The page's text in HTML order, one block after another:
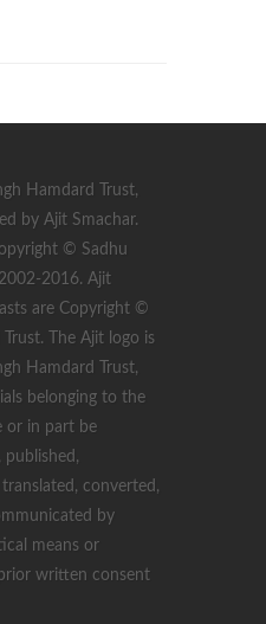
Hamdard Trust,
by Ajit Smachar.
© Sadhu
2016. Ajit
are Copyright ©
The Ajit logo is
Hamdard Trust,
belonging to the
or in part be
published,
converted,
by
means or
written consent